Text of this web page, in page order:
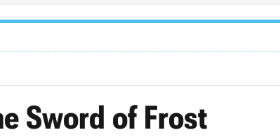
Sword of Frost